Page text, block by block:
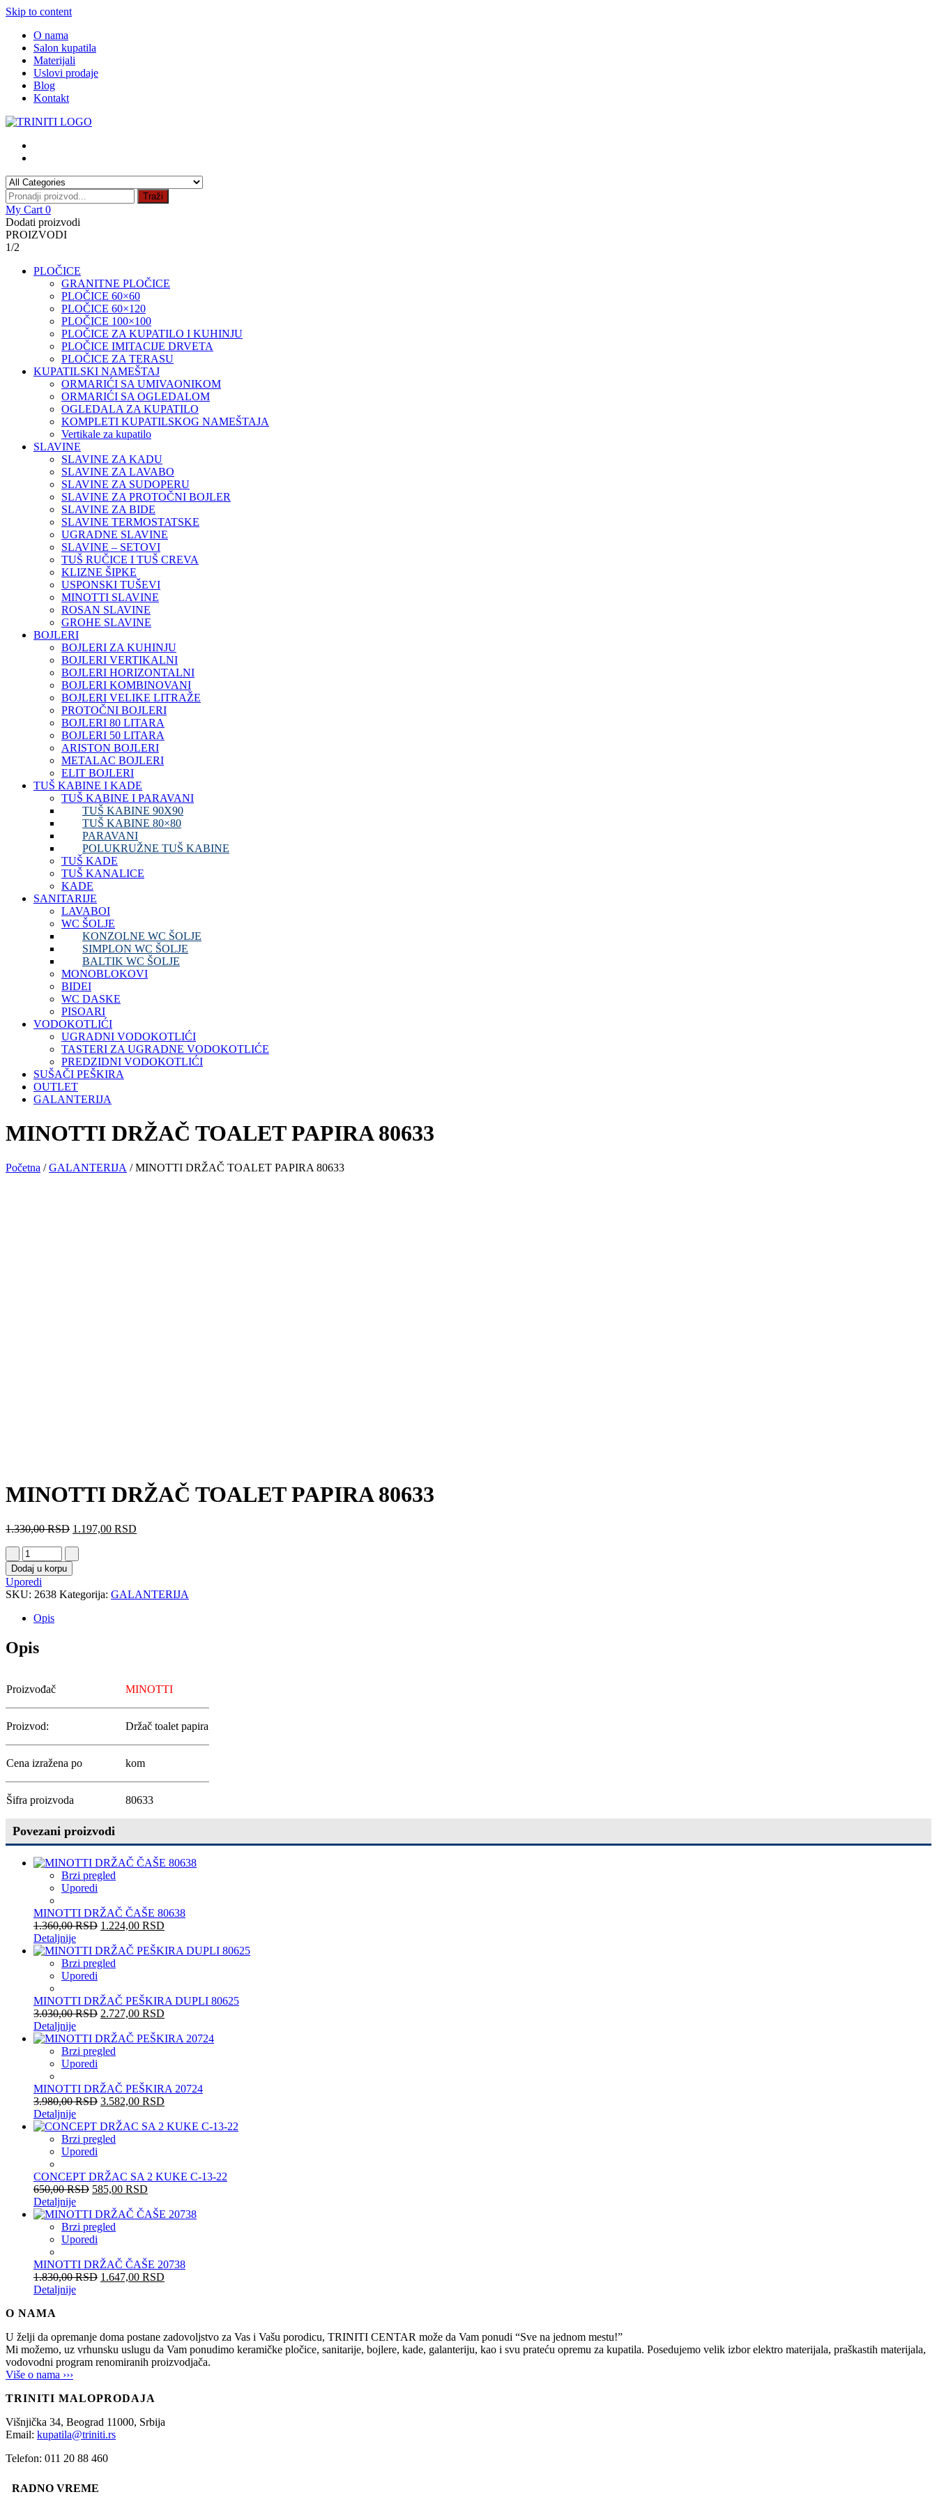
Skip to content
O nama
Salon kupatila
Materijali
Uslovi prodaje
Blog
Kontakt
Traži
My Cart 0
Dodati proizvodi
PROIZVODI
1/2
PLOČICE
GRANITNE PLOČICE
PLOČICE 60×60
PLOČICE 60×120
PLOČICE 100×100
PLOČICE ZA KUPATILO I KUHINJU
PLOČICE IMITACIJE DRVETA
PLOČICE ZA TERASU
KUPATILSKI NAMEŠTAJ
ORMARIĆI SA UMIVAONIKOM
ORMARIĆI SA OGLEDALOM
OGLEDALA ZA KUPATILO
KOMPLETI KUPATILSKOG NAMEŠTAJA
Vertikale za kupatilo
SLAVINE
SLAVINE ZA KADU
SLAVINE ZA LAVABO
SLAVINE ZA SUDOPERU
SLAVINE ZA PROTOČNI BOJLER
SLAVINE ZA BIDE
SLAVINE TERMOSTATSKE
UGRADNE SLAVINE
SLAVINE – SETOVI
TUŠ RUČICE I TUŠ CREVA
KLIZNE ŠIPKE
USPONSKI TUŠEVI
MINOTTI SLAVINE
ROSAN SLAVINE
GROHE SLAVINE
BOJLERI
BOJLERI ZA KUHINJU
BOJLERI VERTIKALNI
BOJLERI HORIZONTALNI
BOJLERI KOMBINOVANI
BOJLERI VELIKE LITRAŽE
PROTOČNI BOJLERI
BOJLERI 80 LITARA
BOJLERI 50 LITARA
ARISTON BOJLERI
METALAC BOJLERI
ELIT BOJLERI
TUŠ KABINE I KADE
TUŠ KABINE I PARAVANI
TUŠ KABINE 90X90
TUŠ KABINE 80×80
PARAVANI
POLUKRUŽNE TUŠ KABINE
TUŠ KADE
TUŠ KANALICE
KADE
SANITARIJE
LAVABOI
WC ŠOLJE
KONZOLNE WC ŠOLJE
SIMPLON WC ŠOLJE
BALTIK WC ŠOLJE
MONOBLOKOVI
BIDEI
WC DASKE
PISOARI
VODOKOTLIĆI
UGRADNI VODOKOTLIĆI
TASTERI ZA UGRADNE VODOKOTLIĆE
PREDZIDNI VODOKOTLIĆI
SUŠAČI PEŠKIRA
OUTLET
GALANTERIJA
MINOTTI DRŽAČ TOALET PAPIRA 80633
Početna /GALANTERIJA / MINOTTI DRŽAČ TOALET PAPIRA 80633
MINOTTI DRŽAČ TOALET PAPIRA 80633
1.330,00RSD 1.197,00 RSD
Dodaj u korpu
Uporedi
SKU: 2638 Kategorija: GALANTERIJA
Opis
Opis
Proizvođač MINOTTI
Proizvod: Držač toalet papira
Cena izražena po kom
Šifra proizvoda 80633
Povezani proizvodi
Brzi pregled
Uporedi
MINOTTI DRŽAČ ČAŠE 80638
1.360,00RSD 1.224,00 RSD
Detaljnije
Brzi pregled
Uporedi
MINOTTI DRŽAČ PEŠKIRA DUPLI 80625
3.030,00RSD 2.727,00 RSD
Detaljnije
Brzi pregled
Uporedi
MINOTTI DRŽAČ PEŠKIRA 20724
3.980,00RSD 3.582,00 RSD
Detaljnije
Brzi pregled
Uporedi
CONCEPT DRŽAC SA 2 KUKE C-13-22
650,00RSD 585,00 RSD
Detaljnije
Brzi pregled
Uporedi
MINOTTI DRŽAČ ČAŠE 20738
1.830,00RSD 1.647,00 RSD
Detaljnije
O NAMA
U želji da opremanje doma postane zadovoljstvo za Vas i Vašu porodicu, TRINITI CENTAR može da Vam ponudi “Sve na jednom mestu!”
Mi možemo, uz vrhunsku uslugu da Vam ponudimo keramičke pločice, sanitarije, bojlere, kade, galanteriju, kao i svu prateću opremu za kupatila. Posedujemo velik izbor elektro materijala, praškastih materijala,
vodovodni program renomiranih proizvodjača.
Više o nama ›››
TRINITI MALOPRODAJA
Višnjička 34, Beograd 11000, Srbija
Email: kupatila@triniti.rs
Telefon: 011 20 88 460
RADNO VREME